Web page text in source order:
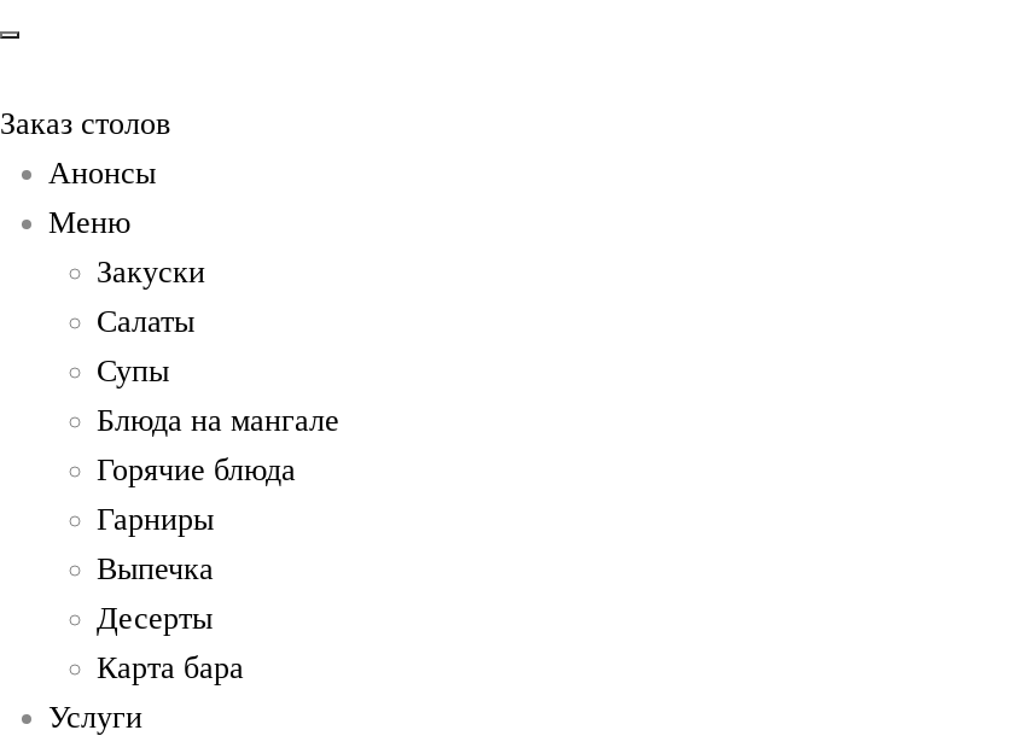
Заказ столов
Анонсы
Меню
Закуски
Салаты
Супы
Блюда на мангале
Горячие блюда
Гарниры
Выпечка
Десерты
Карта бара
Услуги